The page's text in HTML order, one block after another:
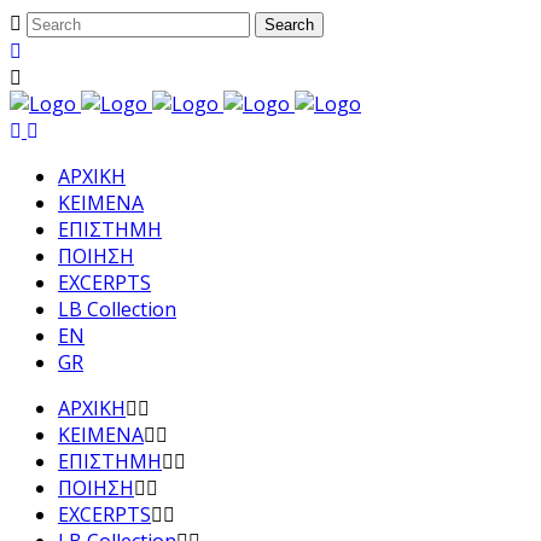
ΑΡΧΙΚΗ
ΚΕΙΜΕΝΑ
ΕΠΙΣΤΗΜΗ
ΠΟΙΗΣΗ
EXCERPTS
LB Collection
EN
GR
ΑΡΧΙΚΗ
ΚΕΙΜΕΝΑ
ΕΠΙΣΤΗΜΗ
ΠΟΙΗΣΗ
EXCERPTS